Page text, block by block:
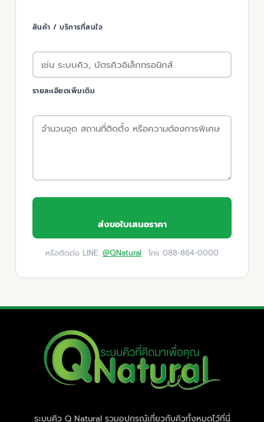
สินค้า / บริการที่สนใจ
รายละเอียดเพิ่มเติม
ส่งขอใบเสนอราคา
หรือติดต่อ LINE: @QNatural · โทร 088-864-0000
ระบบคิว Q Natural รวมอุปกรณ์เกี่ยวกับคิวทั้งหมดไว้ที่นี่